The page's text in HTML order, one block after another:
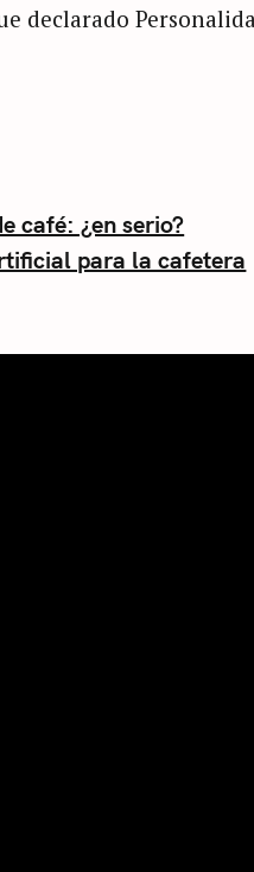
declarado
café: ¿en serio?
para la cafetera